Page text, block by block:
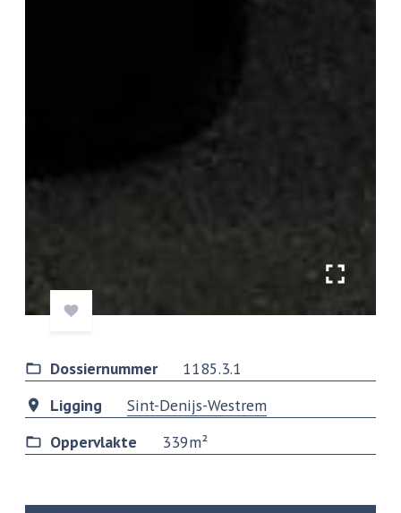
Dossiernummer
1185.3.1
Ligging
Sint-Denijs-Westrem
Oppervlakte
339m²